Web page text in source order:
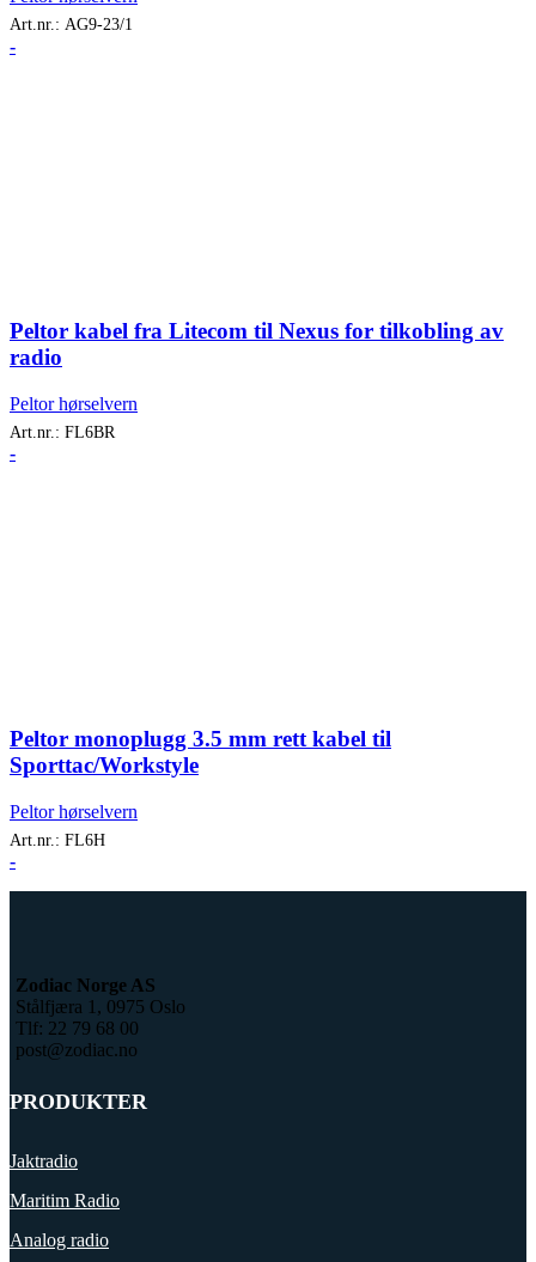
Art.nr.: AG9-23/1
-
Peltor kabel fra Litecom til Nexus for tilkobling av
radio
Peltor hørselvern
Art.nr.: FL6BR
-
Peltor monoplugg 3.5 mm rett kabel til
Sporttac/Workstyle
Peltor hørselvern
Art.nr.: FL6H
-
Zodiac Norge AS
Stålfjæra 1, 0975 Oslo
Tlf: 22 79 68 00
post@zodiac.no
PRODUKTER
Jaktradio
Maritim Radio
Analog radio